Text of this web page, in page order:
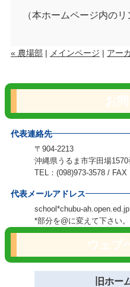
（本ホームページ内の
« 農場部 | メインページ | アー
代表連絡先
〒904-2213
沖縄県うるま市字田場1570
TEL：(098)973-3578 / FAX
代表メールアドレス
school*chubu-ah.open.ed.jp
*部分を@に変えて下さい。
旧ホー